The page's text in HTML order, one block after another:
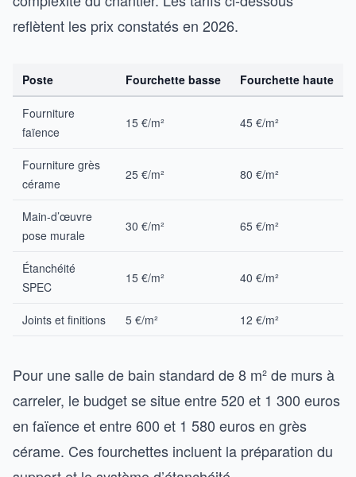
reflètent les prix constatés en 2026.
Poste Fourchette basse Fourchette haute
Fourniture
faïence
15 €/m² 45 €/m²
Fourniture grès
cérame
25 €/m² 80 €/m²
Main-d’œuvre
pose murale
30 €/m² 65 €/m²
Étanchéité
SPEC
15 €/m² 40 €/m²
Joints et finitions 5 €/m² 12 €/m²
Pour une salle de bain standard de 8 m² de murs à
carreler, le budget se situe entre 520 et 1 300 euros
en faïence et entre 600 et 1 580 euros en grès
cérame. Ces fourchettes incluent la préparation du